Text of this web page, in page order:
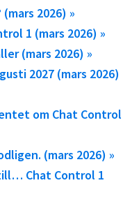
2026) »
1 (mars 2026) »
(mars 2026) »
2027 (mars 2026)
om Chat Control
(mars 2026) »
Chat Control 1